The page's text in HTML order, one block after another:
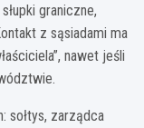
graniczne,
z sąsiadami ma
nawet jeśli
sołtys, zarządca